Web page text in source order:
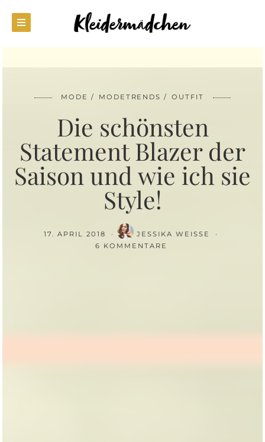
MODE MODETRENDS OUTFIT
Die schönsten
Statement Blazer der
Saison und wie ich sie
Style!
17. APRIL 2018
JESSIKA WEISSE
6 KOMMENTARE